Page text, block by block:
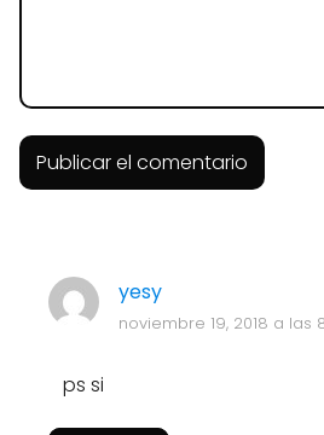
yesy
noviembre 19, 2018 a las
ps si